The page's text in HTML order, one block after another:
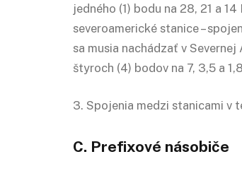
jedného (1) bodu na 28, 21 a
severoamerické stanice –
sa musia nachádzať v
štyroch (4) bodov na 7, 3,5 a
3. Spojenia medzi stanicami v
C. Prefixové násobiče